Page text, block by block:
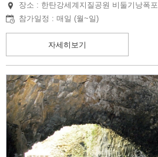
장소 : 한탄강세계지질공원 비둘기낭폭포
참가일정 : 매일 (월~일)
자세히보기